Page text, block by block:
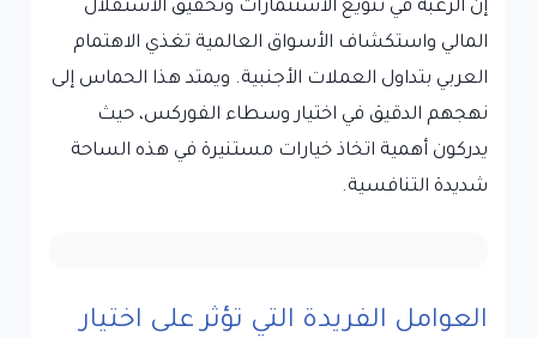
إن الرغبة في تنويع الاستثمارات وتحقيق الاستقلال
المالي واستكشاف الأسواق العالمية تغذي الاهتمام
العربي بتداول العملات الأجنبية. ويمتد هذا الحماس إلى
نهجهم الدقيق في اختيار وسطاء الفوركس، حيث
يدركون أهمية اتخاذ خيارات مستنيرة في هذه الساحة
شديدة التنافسية.
العوامل الفريدة التي تؤثر على اختيار